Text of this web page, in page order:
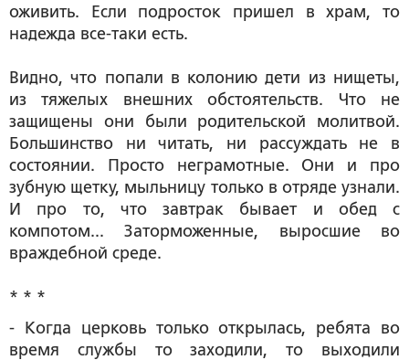
оживить. Если подросток пришел в храм, то
надежда все-таки есть.
Видно, что попали в колонию дети из нищеты,
из тяжелых внешних обстоятельств. Что не
защищены они были родительской молитвой.
Большинство ни читать, ни рассуждать не в
состоянии. Просто неграмотные. Они и про
зубную щетку, мыльницу только в отряде узнали.
И про то, что завтрак бывает и обед с
компотом... Заторможенные, выросшие во
враждебной среде.
* * *
- Когда церковь только открылась, ребята во
время службы то заходили, то выходили